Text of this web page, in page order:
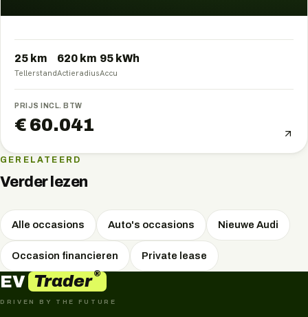
25 km
Tellerstand
620 km
Actieradius
95 kWh
Accu
PRIJS INCL. BTW
€ 60.041
GERELATEERD
Verder lezen
Alle occasions Auto's occasions Nieuwe Audi
Occasion financieren Private lease
EV Trader®
DRIVEN BY THE FUTURE